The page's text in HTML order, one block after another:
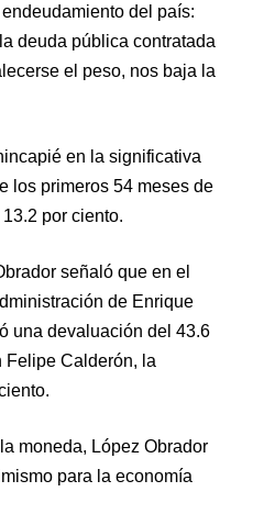
del país:
deuda pública contratada
el peso, nos baja la
en la significativa
los primeros 54 meses de
por ciento.
señaló que en el
de Enrique
una devaluación del 43.6
Felipe Calderón, la
moneda, López Obrador
para la economía